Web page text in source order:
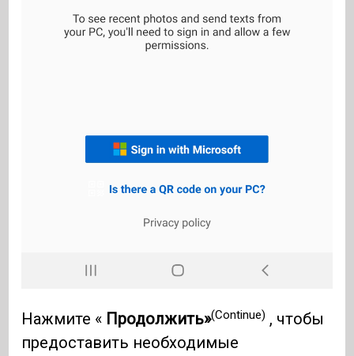
Нажмите « Продолжить»(Continue) , чтобы
предоставить необходимые